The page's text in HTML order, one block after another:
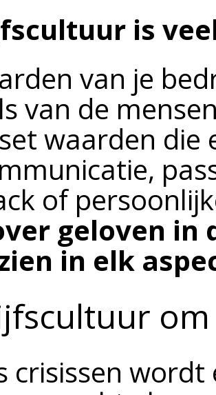
is
van je
van de
waarden
of
geloven in
in elk
crisissen